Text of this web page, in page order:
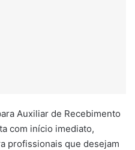
Auxiliar de Recebimento
com início imediato,
profissionais que desejam